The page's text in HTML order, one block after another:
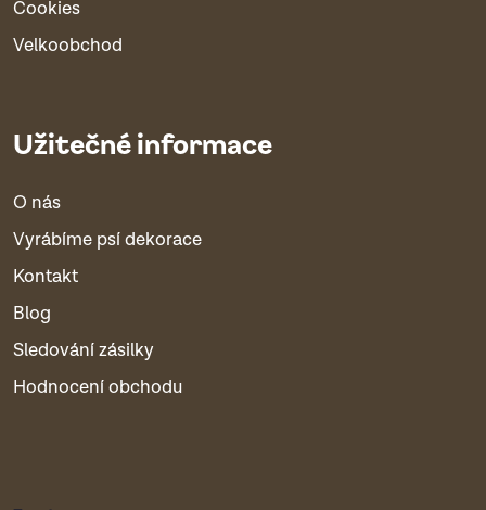
Cookies
Velkoobchod
Užitečné informace
O nás
Vyrábíme psí dekorace
Kontakt
Blog
Sledování zásilky
Hodnocení obchodu